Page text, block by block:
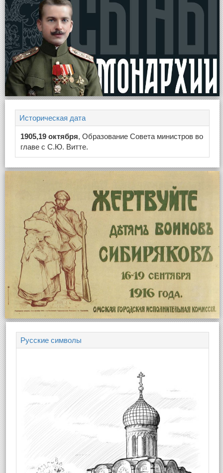
Историческая дата
1905,19 октября, Образование Совета министров во
главе с С.Ю. Витте.
Русские символы